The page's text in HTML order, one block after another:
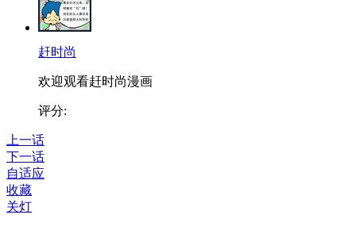
赶时尚
欢迎观看赶时尚漫画
评分:
上一话
下一话
自适应
收藏
关灯